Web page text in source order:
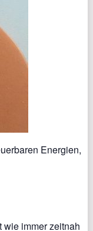
Energien,
wie immer zeitnah